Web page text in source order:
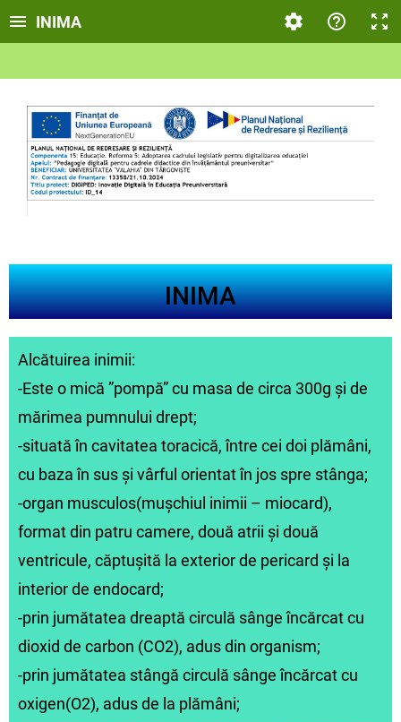
INIMA
INIMA
Alcătuirea inimii:
-Este o mică ”pompă” cu masa de circa 300g și de
mărimea pumnului drept;
-situată în cavitatea toracică, între cei doi plămâni,
cu baza în sus și vârful orientat în jos spre stânga;
-organ musculos(mușchiul inimii – miocard),
format din patru camere, două atrii și două
ventricule, căptușită la exterior de pericard și la
interior de endocard;
-prin jumătatea dreaptă circulă sânge încărcat cu
dioxid de carbon (CO2), adus din organism;
-prin jumătatea stângă circulă sânge încărcat cu
oxigen(O2), adus de la plămâni;